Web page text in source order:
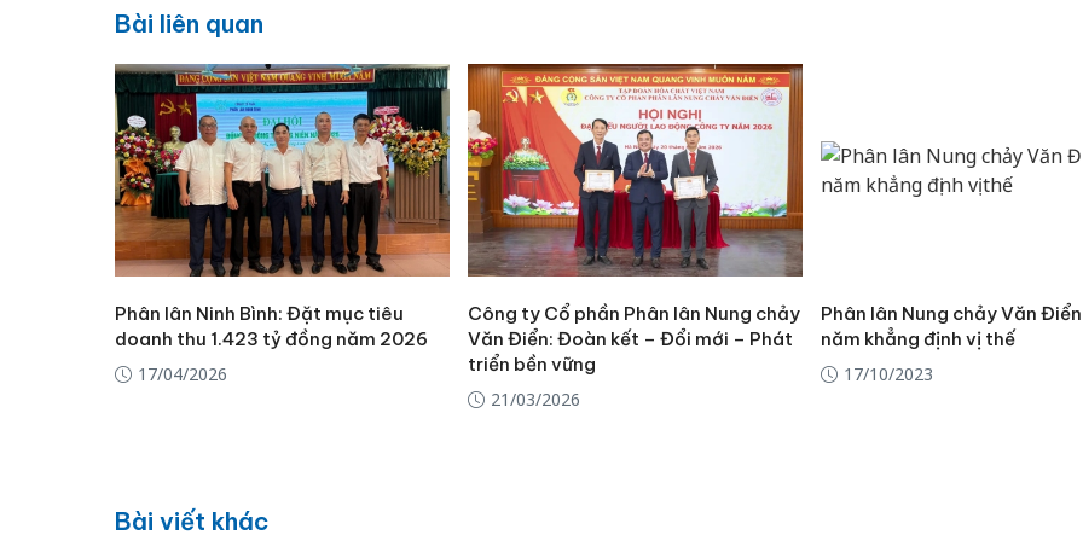
Bài liên quan
Phân lân Ninh Bình: Đặt mục tiêu
doanh thu 1.423 tỷ đồng năm 2026
17/04/2026
Công ty Cổ phần Phân lân Nung chảy
Văn Điển: Đoàn kết – Đổi mới – Phát
triển bền vững
21/03/2026
Phân lân Nung chảy Văn
năm khẳng định vị thế
17/10/2023
Bài viết khác